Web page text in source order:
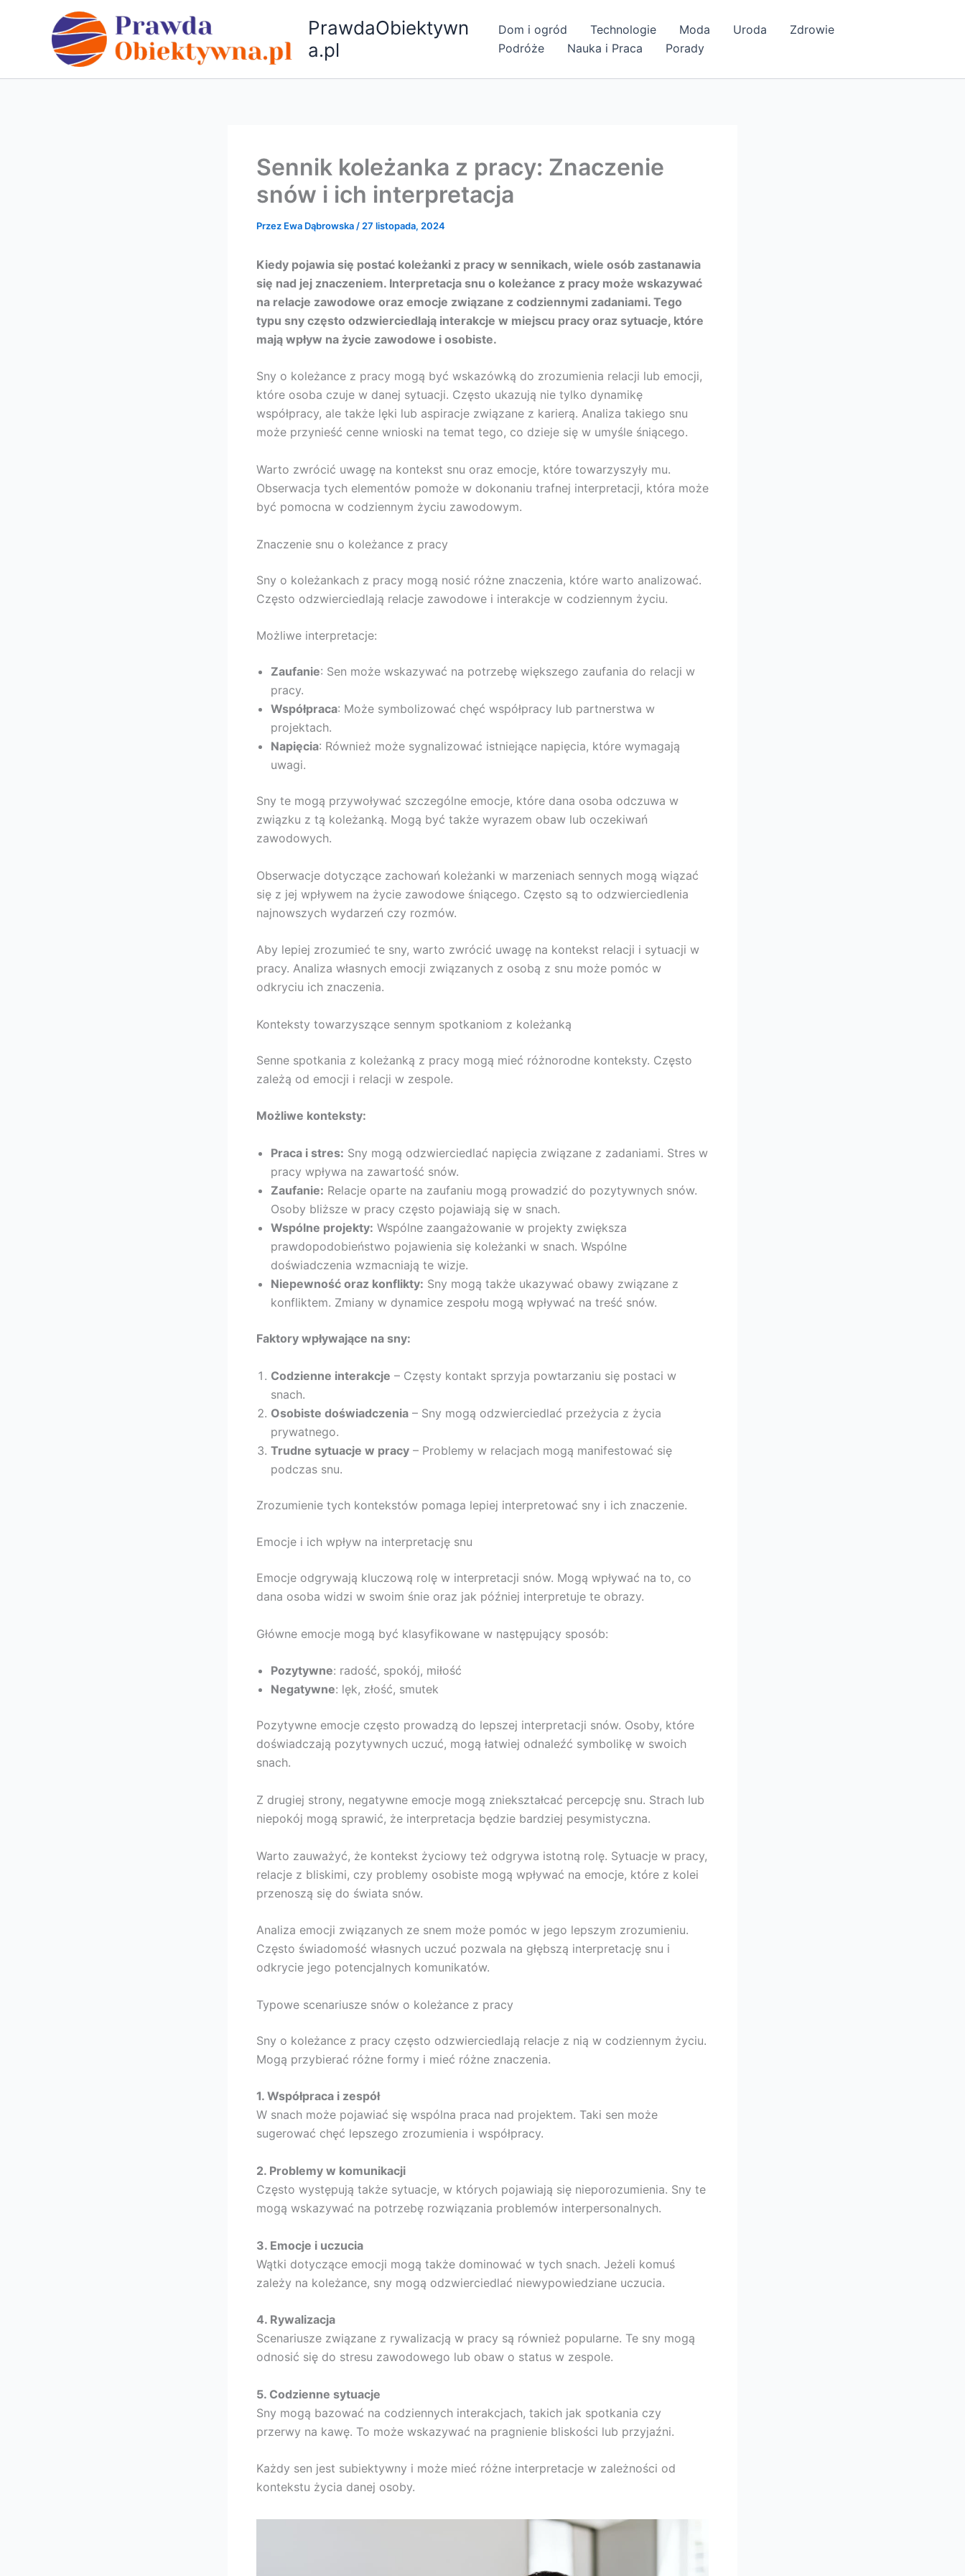
PrawdaObiektywn
a.pl
Dom i ogród Technologie Moda Uroda
Zdrowie
Podróże
Nauka i Praca Porady
Sennik koleżanka z pracy: Znaczenie
snów i ich interpretacja
Przez Ewa Dąbrowska / 27 listopada, 2024
Kiedy pojawia się postać koleżanki z pracy w sennikach, wiele osób zastanawia
się nad jej znaczeniem. Interpretacja snu o koleżance z pracy może wskazywać
na relacje zawodowe oraz emocje związane z codziennymi zadaniami. Tego
typu sny często odzwierciedlają interakcje w miejscu pracy oraz sytuacje, które
mają wpływ na życie zawodowe i osobiste.
Sny o koleżance z pracy mogą być wskazówką do zrozumienia relacji lub emocji,
które osoba czuje w danej sytuacji. Często ukazują nie tylko dynamikę
współpracy, ale także lęki lub aspiracje związane z karierą. Analiza takiego snu
może przynieść cenne wnioski na temat tego, co dzieje się w umyśle śniącego.
Warto zwrócić uwagę na kontekst snu oraz emocje, które towarzyszyły mu.
Obserwacja tych elementów pomoże w dokonaniu trafnej interpretacji, która może
być pomocna w codziennym życiu zawodowym.
Znaczenie snu o koleżance z pracy
Sny o koleżankach z pracy mogą nosić różne znaczenia, które warto analizować.
Często odzwierciedlają relacje zawodowe i interakcje w codziennym życiu.
Możliwe interpretacje:
Zaufanie: Sen może wskazywać na potrzebę większego zaufania do relacji w
pracy.
Współpraca: Może symbolizować chęć współpracy lub partnerstwa w
projektach.
Napięcia: Również może sygnalizować istniejące napięcia, które wymagają
uwagi.
Sny te mogą przywoływać szczególne emocje, które dana osoba odczuwa w
związku z tą koleżanką. Mogą być także wyrazem obaw lub oczekiwań
zawodowych.
Obserwacje dotyczące zachowań koleżanki w marzeniach sennych mogą wiązać
się z jej wpływem na życie zawodowe śniącego. Często są to odzwierciedlenia
najnowszych wydarzeń czy rozmów.
Aby lepiej zrozumieć te sny, warto zwrócić uwagę na kontekst relacji i sytuacji w
pracy. Analiza własnych emocji związanych z osobą z snu może pomóc w
odkryciu ich znaczenia.
Konteksty towarzyszące sennym spotkaniom z koleżanką
Senne spotkania z koleżanką z pracy mogą mieć różnorodne konteksty. Często
zależą od emocji i relacji w zespole.
Możliwe konteksty:
Praca i stres: Sny mogą odzwierciedlać napięcia związane z zadaniami. Stres w
pracy wpływa na zawartość snów.
Zaufanie: Relacje oparte na zaufaniu mogą prowadzić do pozytywnych snów.
Osoby bliższe w pracy często pojawiają się w snach.
Wspólne projekty: Wspólne zaangażowanie w projekty zwiększa
prawdopodobieństwo pojawienia się koleżanki w snach. Wspólne
doświadczenia wzmacniają te wizje.
Niepewność oraz konflikty: Sny mogą także ukazywać obawy związane z
konfliktem. Zmiany w dynamice zespołu mogą wpływać na treść snów.
Faktory wpływające na sny:
Codzienne interakcje – Częsty kontakt sprzyja powtarzaniu się postaci w
snach.
Osobiste doświadczenia – Sny mogą odzwierciedlać przeżycia z życia
prywatnego.
Trudne sytuacje w pracy – Problemy w relacjach mogą manifestować się
podczas snu.
Zrozumienie tych kontekstów pomaga lepiej interpretować sny i ich znaczenie.
Emocje i ich wpływ na interpretację snu
Emocje odgrywają kluczową rolę w interpretacji snów. Mogą wpływać na to, co
dana osoba widzi w swoim śnie oraz jak później interpretuje te obrazy.
Główne emocje mogą być klasyfikowane w następujący sposób:
Pozytywne: radość, spokój, miłość
Negatywne: lęk, złość, smutek
Pozytywne emocje często prowadzą do lepszej interpretacji snów. Osoby, które
doświadczają pozytywnych uczuć, mogą łatwiej odnaleźć symbolikę w swoich
snach.
Z drugiej strony, negatywne emocje mogą zniekształcać percepcję snu. Strach lub
niepokój mogą sprawić, że interpretacja będzie bardziej pesymistyczna.
Warto zauważyć, że kontekst życiowy też odgrywa istotną rolę. Sytuacje w pracy,
relacje z bliskimi, czy problemy osobiste mogą wpływać na emocje, które z kolei
przenoszą się do świata snów.
Analiza emocji związanych ze snem może pomóc w jego lepszym zrozumieniu.
Często świadomość własnych uczuć pozwala na głębszą interpretację snu i
odkrycie jego potencjalnych komunikatów.
Typowe scenariusze snów o koleżance z pracy
Sny o koleżance z pracy często odzwierciedlają relacje z nią w codziennym życiu.
Mogą przybierać różne formy i mieć różne znaczenia.
1. Współpraca i zespół
W snach może pojawiać się wspólna praca nad projektem. Taki sen może
sugerować chęć lepszego zrozumienia i współpracy.
2. Problemy w komunikacji
Często występują także sytuacje, w których pojawiają się nieporozumienia. Sny te
mogą wskazywać na potrzebę rozwiązania problemów interpersonalnych.
3. Emocje i uczucia
Wątki dotyczące emocji mogą także dominować w tych snach. Jeżeli komuś
zależy na koleżance, sny mogą odzwierciedlać niewypowiedziane uczucia.
4. Rywalizacja
Scenariusze związane z rywalizacją w pracy są również popularne. Te sny mogą
odnosić się do stresu zawodowego lub obaw o status w zespole.
5. Codzienne sytuacje
Sny mogą bazować na codziennych interakcjach, takich jak spotkania czy
przerwy na kawę. To może wskazywać na pragnienie bliskości lub przyjaźni.
Każdy sen jest subiektywny i może mieć różne interpretacje w zależności od
kontekstu życia danej osoby.